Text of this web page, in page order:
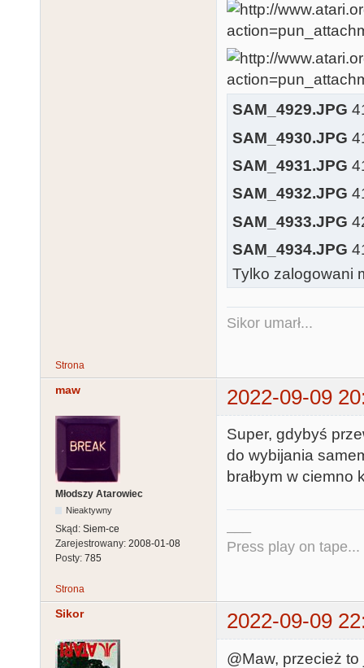
SAM_4929.JPG
SAM_4930.JPG
SAM_4931.JPG
SAM_4932.JPG
SAM_4933.JPG
SAM_4934.JPG
Tylko zalogowani
Sikor umarł...
Strona
maw 2022-09-09
Młodszy Atarowiec
Nieaktywny
Skąd: Siem-ce
Zarejestrowany: 2008-01-08
Posty: 785
Super, gdybyś
do wybijania
brałbym w ciemno
Press play on tape...
Strona
Sikor 2022-09-09
@Maw, przecież